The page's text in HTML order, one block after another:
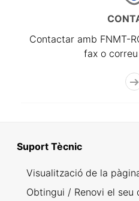
Contactar amb FNMT-
fax o
Suport Tècnic
Visualització de la
Obtingui / Renovi el